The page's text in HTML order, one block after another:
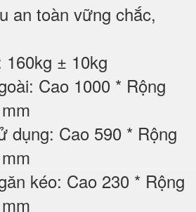
an toàn vững chắc,
± 10kg
Cao 1000 * Rộng
dụng: Cao 590 * Rộng
kéo: Cao 230 * Rộng